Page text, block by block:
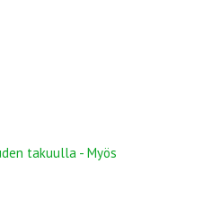
takuulla - Myös